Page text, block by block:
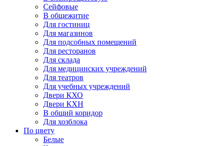
Сейфовые
В общежитие
Для гостиниц
Для магазинов
Для подсобных помещений
Для ресторанов
Для склада
Для медицинских учреждений
Для театров
Для учебных учреждений
Двери КХО
Двери КХН
В общий коридор
Для хозблока
По цвету
Белые